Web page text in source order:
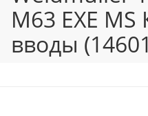
M63 EXE
вводы